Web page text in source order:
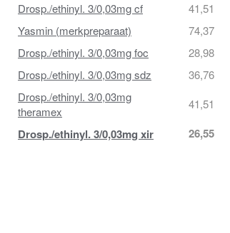
Drosp./ethinyl. 3/0,03mg cf
41,51
Yasmin (merkpreparaat)
74,37
Drosp./ethinyl. 3/0,03mg foc
28,98
Drosp./ethinyl. 3/0,03mg sdz
36,76
Drosp./ethinyl. 3/0,03mg
theramex
41,51
Drosp./ethinyl. 3/0,03mg xir 26,55